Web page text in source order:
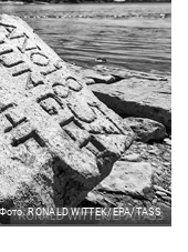
RONALD WITTEK/EPA/TASS